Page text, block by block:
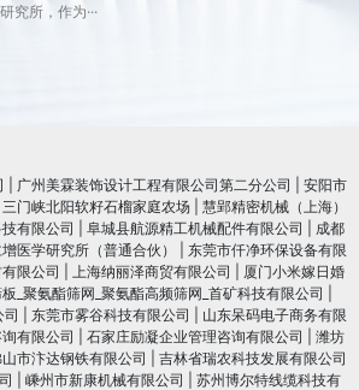
研究所，作为···
广州美霖装饰设计工程有限公司第二分公司
安阳市
三门峡北阳软籽石榴家庭农场
慧郢精密机械（上海）
有限公司 阜城县航源精工机械配件有限公司
成都
医学研究所（普通合伙）
东莞市仟净环保设备有限
限公司 上海纳丽泽商贸有限公司
厦门小米嫁日婚
_聚氨酯筛网_聚氨酯高频筛网_首矿科技有限公司
东莞市雾谷科技有限公司
山东呆码电子商务有限
有限公司 石家庄励凝企业管理咨询有限公司
潍坊
市汴达钢铁有限公司
吉林省瑞农科技发展有限公司
嵊州市新康机械有限公司
苏州博尔特线缆科技有